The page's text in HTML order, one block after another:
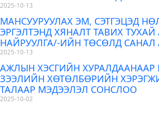
2025-10-13
МАНСУУРУУЛАХ ЭМ, СЭТГЭЦЭД
ЭРГЭЛТЭНД ХЯНАЛТ ТАВИХ
НАЙРУУЛГА/-ИЙН ТӨСӨЛД САНАЛ
2025-10-13
АЖЛЫН ХЭСГИЙН ХУРАЛДААНААР
ЗЭЭЛИЙН ХӨТӨЛБӨРИЙН
ТАЛААР МЭДЭЭЛЭЛ СОНСЛОО
2025-10-02